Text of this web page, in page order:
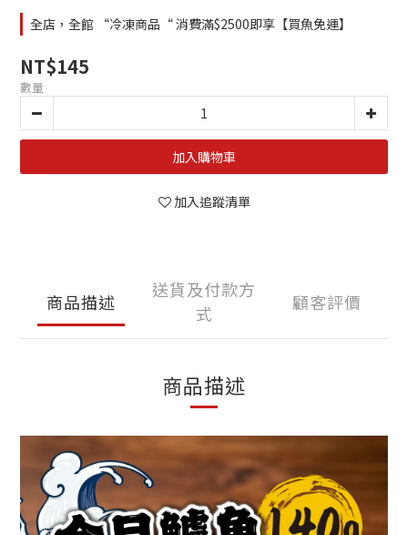
全店，全館 “冷凍商品“ 消費滿$2500即享【買魚免運】
NT$145
數量
加入購物車
加入追蹤清單
商品描述
送貨及付款方
式
顧客評價
商品描述